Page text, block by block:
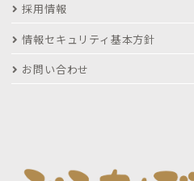
採用情報
情報セキュリティ基本方針
お問い合わせ